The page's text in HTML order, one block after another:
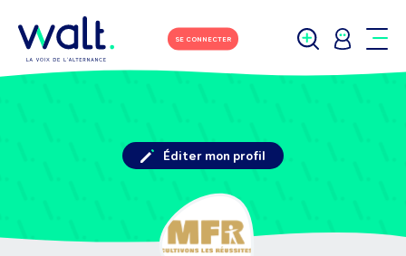
SE CONNECTER
Éditer mon profil